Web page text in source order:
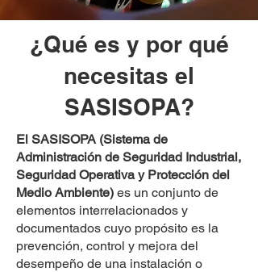
¿Qué es y por qué
necesitas el
SASISOPA?
El SASISOPA (Sistema de
Administración de Seguridad Industrial,
Seguridad Operativa y Protección del
Medio Ambiente) es un conjunto de
elementos interrelacionados y
documentados cuyo propósito es la
prevención, control y mejora del
desempeño de una instalación o